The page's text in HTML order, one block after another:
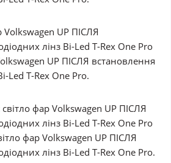
UP ПІСЛЯ встановлення
Led T-Rex One Pro.
фар Volkswagen UP ПІСЛЯ
лінз Bi-Led T-Rex One Pro.